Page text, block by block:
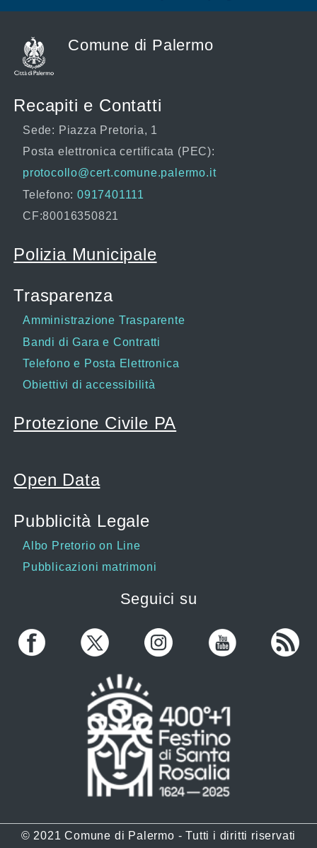
Comune di Palermo
Recapiti e Contatti
Sede: Piazza Pretoria, 1
Posta elettronica certificata (PEC):
protocollo@cert.comune.palermo.it
Telefono: 0917401111
CF:80016350821
Polizia Municipale
Trasparenza
Amministrazione Trasparente
Bandi di Gara e Contratti
Telefono e Posta Elettronica
Obiettivi di accessibilità
Protezione Civile PA
Open Data
Pubblicità Legale
Albo Pretorio on Line
Pubblicazioni matrimoni
Seguici su
© 2021 Comune di Palermo - Tutti i diritti riservati